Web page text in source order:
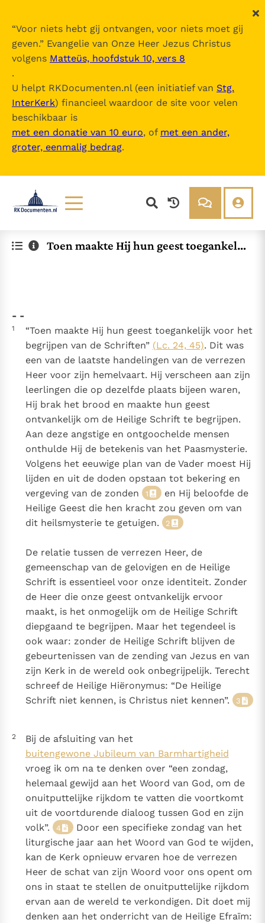
“Voor niets hebt gij ontvangen, voor niets moet gij
geven.” Evangelie van Onze Heer Jezus Christus
volgens Matteüs, hoofdstuk 10, vers 8
.
U helpt RKDocumenten.nl (een initiatief van Stg.
InterKerk) financieel waardoor de site voor velen
beschikbaar is
met een donatie van 10 euro, of met een ander,
groter, eenmalig bedrag.
Documenten
Denzinger
Over RK Documenten
Nieuwste Documenten
5. Het gebed van de Kerk
In Christus wordt onze honger vervuld
Leer de kostbare parel van Gods koninkrijk te
herkennen
Gods Koninkrijk groeit stilletjes door liefde, niet door
dwang
De mystiek. De mystieke verschijnselen en de
heiligheid
Berichten
Het Vaticaan publiceert een nieuwe Latijnse uitgave
van het Romeins martyrologium
Vaticaanse financiële waakhond verliest autonomie
Paus spreekt het Wereldvoedselprogramma toe
een taak"
Paus in Pavia: St. Augustinus toont ons de noodzaak om
"naar het innerlijk" toe te keren.
RK Documenten stelt heel veel belangrijke
kerkelijke documenten van de Rooms
Katholieke Kerk in het Nederlands beschikbaar
en is volledig afhankelijk van donaties.
Ik help mee!
Toen maakte Hij hun geest toegankelij
- -
1
“Toen maakte Hij hun geest toegankelijk voor het
begrijpen van de Schriften” (Lc. 24, 45). Dit was
een van de laatste handelingen van de verrezen
Heer voor zijn hemelvaart. Hij verscheen aan zijn
leerlingen die op dezelfde plaats bijeen waren,
Hij brak het brood en maakte hun geest
ontvankelijk om de Heilige Schrift te begrijpen.
Aan deze angstige en ontgoochelde mensen
onthulde Hij de betekenis van het Paasmysterie.
Volgens het eeuwige plan van de Vader moest Hij
lijden en uit de doden opstaan tot bekering en
vergeving van de zonden
1
en Hij beloofde de
Heilige Geest die hen kracht zou geven om van
dit heilsmysterie te getuigen.
2
De relatie tussen de verrezen Heer, de
gemeenschap van de gelovigen en de Heilige
Schrift is essentieel voor onze identiteit. Zonder
de Heer die onze geest ontvankelijk ervoor
maakt, is het onmogelijk om de Heilige Schrift
diepgaand te begrijpen. Maar het tegendeel is
ook waar: zonder de Heilige Schrift blijven de
gebeurtenissen van de zending van Jezus en van
zijn Kerk in de wereld ook onbegrijpelijk. Terecht
schreef de Heilige Hiëronymus: “De Heilige
Schrift niet kennen, is Christus niet kennen”.
3
2
Bij de afsluiting van het
buitengewone Jubileum van Barmhartigheid
vroeg ik om na te denken over “een zondag,
helemaal gewijd aan het Woord van God, om de
onuitputtelijke rijkdom te vatten die voortkomt
uit de voortdurende dialoog tussen God en zijn
volk”.
4
Door een specifieke zondag van het
liturgische jaar aan het Woord van God te wijden,
kan de Kerk opnieuw ervaren hoe de verrezen
Heer de schat van zijn Woord voor ons opent om
ons in staat te stellen de onuitputtelijke rijkdom
ervan aan de wereld te verkondigen. Dit doet mij
denken aan het onderricht van de Heilige Efraïm: